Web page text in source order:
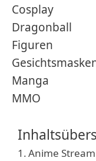
Cosplay
Dragonball
Figuren
Manga
MMO
Anime